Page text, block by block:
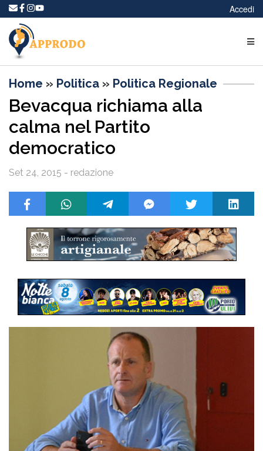
Accedi
Home » Politica » Politica Regionale
Bevacqua richiama alla
calma nel Partito
democratico
Set 24, 2015 - redazione